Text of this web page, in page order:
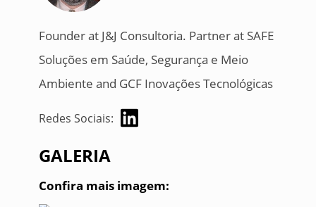
Founder at J&J Consultoria. Partner at SAFE
Soluções em Saúde, Segurança e Meio
Ambiente and GCF Inovações Tecnológicas
Redes Sociais:
GALERIA
Confira mais imagem: